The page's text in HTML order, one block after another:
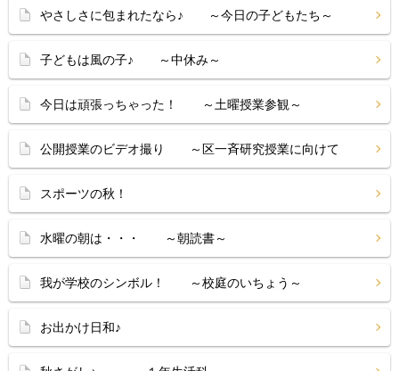
やさしさに包まれたなら♪ ～今日の子どもたち～
子どもは風の子♪ ～中休み～
今日は頑張っちゃった！ ～土曜授業参観～
公開授業のビデオ撮り ～区一斉研究授業に向けて
スポーツの秋！
水曜の朝は・・・ ～朝読書～
我が学校のシンボル！ ～校庭のいちょう～
お出かけ日和♪